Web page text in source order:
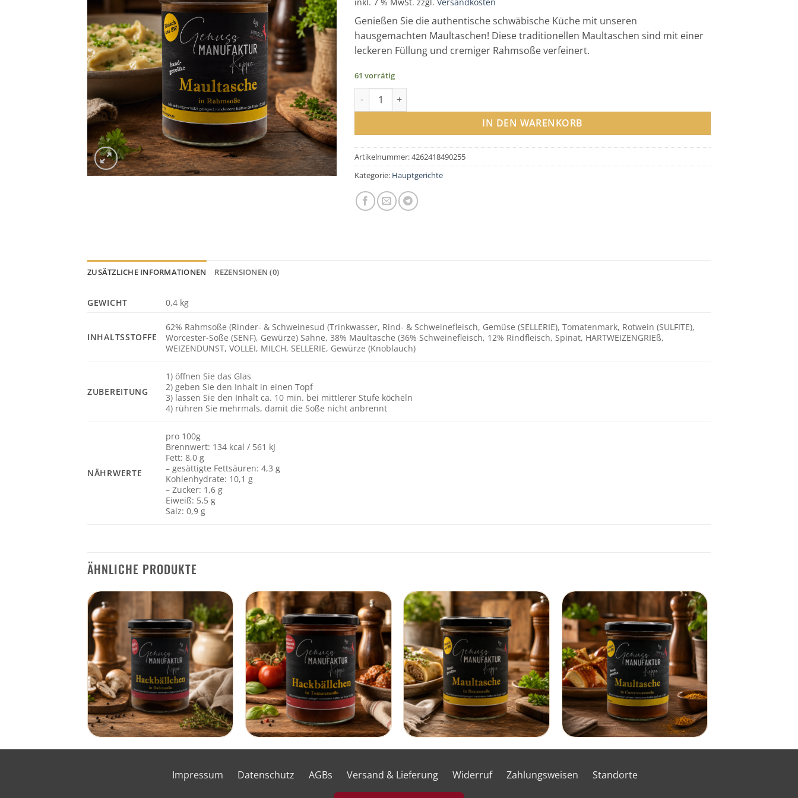
Genießen Sie die authentische schwäbische Küche mit unseren
hausgemachten Maultaschen! Diese traditionellen Maultaschen sind mit einer
leckeren Füllung und cremiger Rahmsoße verfeinert.
61 vorrätig
Maultasche in Rahmsoße Menge
IN DEN WARENKORB
Artikelnummer:4262418490255
Kategorie: Hauptgerichte
ZUSÄTZLICHE INFORMATIONEN REZENSIONEN (0)
GEWICHT 0,4 kg
INHALTSSTOFFE
62% Rahmsoße (Rinder- & Schweinesud (Trinkwasser, Rind- & Schweinefleisch, Gemüse (SELLERIE), Tomatenmark, Rotwein (SULFITE),
Worcester-Soße (SENF), Gewürze) Sahne, 38% Maultasche (36% Schweinefleisch, 12% Rindfleisch, Spinat, HARTWEIZENGRIEß,
WEIZENDUNST, VOLLEI, MILCH, SELLERIE, Gewürze (Knoblauch)
ZUBEREITUNG
1) öffnen Sie das Glas
2) geben Sie den Inhalt in einen Topf
3) lassen Sie den Inhalt ca. 10 min. bei mittlerer Stufe köcheln
4) rühren Sie mehrmals, damit die Soße nicht anbrennt
NÄHRWERTE
pro 100g
Brennwert: 134 kcal / 561 kJ
Fett: 8,0 g
– gesättigte Fettsäuren: 4,3 g
Kohlenhydrate: 10,1 g
– Zucker: 1,6 g
Eiweiß: 5,5 g
Salz: 0,9 g
ÄHNLICHE PRODUKTE
Impressum Datenschutz AGBs Versand & Lieferung Widerruf Zahlungsweisen Standorte